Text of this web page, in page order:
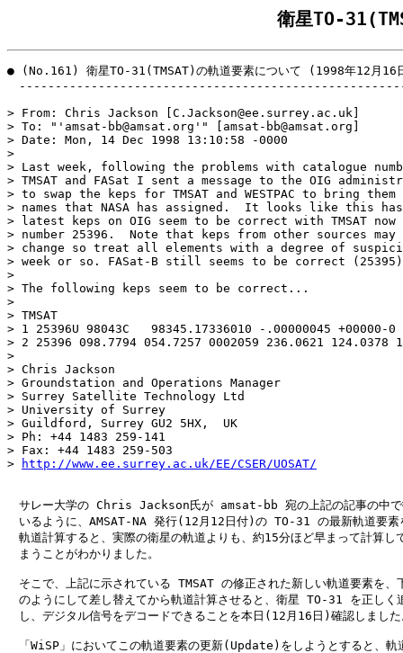
衛星TO-
● (No.161) 衛星TO-31(TMSAT)の軌道要素について (1998年12月16
> From: Chris Jackson [C.Jackson@ee.surrey.ac.uk]
> To: "'amsat-bb@amsat.org'" [amsat-bb@amsat.org]
> Date: Mon, 14 Dec 1998 13:10:58 -0000
>
> Last week, following the problems with catalogue
> TMSAT and FASat I sent a message to the OIG
> to swap the keps for TMSAT and WESTPAC to bring
> names that NASA has assigned.  It looks like this has
> latest keps on OIG seem to be correct with TMSAT
> number 25396.  Note that keps from other sources
> change so treat all elements with a degree of
> week or so. FASat-B still seems to be correct
>
> The following keps seem to be correct...
>
> TMSAT
> 1 25396U 98043C   98345.17336010 -.00000045 +00000-0
> 2 25396 098.7794 054.7257 0002059 236.0621 124.0378
>
> Chris Jackson
> Groundstation and Operations Manager
> Surrey Satellite Technology Ltd
> University of Surrey
> Guildford, Surrey GU2 5HX,  UK
> Ph: +44 1483 259-141
> Fax: +44 1483 259-503
>
http://www.ee.surrey.ac.uk/EE/CSER/UOSAT/
サレー大学の Chris Jackson氏が amsat-bb 宛の上記の記事の中で
いるように、AMSAT-NA 発行(12月12日付)の TO-31 の最新軌道要素
軌道計算すると、実際の衛星の軌道よりも、約15分ほど早まって計算し
まうことがわかりました。
そこで、上記に示されている TMSAT の修正された新しい軌道要素を、
のようにして差し替えてから軌道計算させると、衛星 TO-31 を正しく
し、デジタル信号をデコードできることを本日(12月16日)確認しました
「WiSP」においてこの軌道要素の更新(Update)をしようとすると、軌